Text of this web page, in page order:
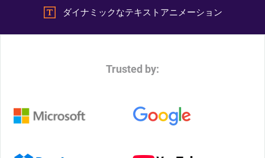
ダイナミックなテキストアニメーション
Trusted by: